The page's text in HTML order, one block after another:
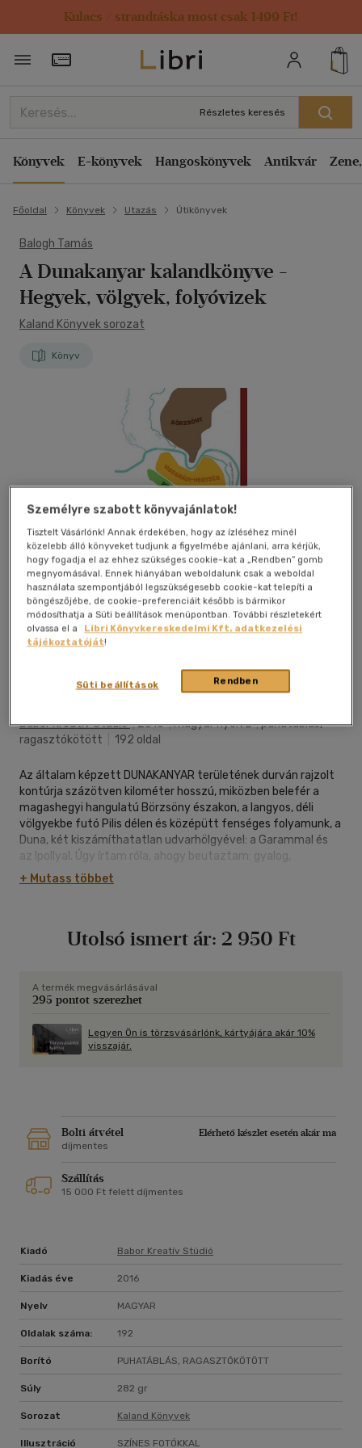
Kulacs / strandtáska most csak 1499 Ft!
Törzsvásárlói Kártya adatai
Részletes keresés
Könyvek E-könyvek Hangoskönyvek Antikvár
Főoldal Könyvek Utazás Útikönyvek
Balogh Tamás
A Dunakanyar kalandkönyve -
Hegyek, völgyek, folyóvizek
Kaland Könyvek sorozat
Könyv
Babor Kreatív Stúdió|2016|magyar nyelvű|puhatáblás,
ragasztókötött
192 oldal
Az általam képzett DUNAKANYAR területének durván rajzolt
kontúrja százötven kilométer hosszú, miközben belefér a
magashegyi hangulatú Börzsöny északon, a langyos, déli
völgyekbe futó Pilis délen és középütt fenséges folyamunk, a
Duna, két kiszámíthatatlan udvarhölgyével: a Garammal és
az Ipollyal. Úgy írtam róla, ahogy beutaztam: gyalog,
bringával, kenuval, néha autóval, nyakamban, zsebemben
fényképezővel, füzettel, ceruzával és igen a kútba néző
+ Mutass többet
Utolsó ismert ár: 2 950 Ft
A termék megvásárlásával
295 pontot szerezhet
Legyen Ön is törzsvásárlónk, kártyájára akár 10%
visszajár.
Bolti átvétel
Elérhető készlet esetén akár ma
díjmentes
Szállítás
15 000 Ft felett díjmentes
Kiadó Babor Kreatív Stúdió
Kiadás éve 2016
Nyelv MAGYAR
Oldalak száma: 192
Borító PUHATÁBLÁS, RAGASZTÓKÖTÖTT
Súly 282 gr
Sorozat Kaland Könyvek
Illusztráció SZÍNES FOTÓKKAL
Személyre szabott könyvajánlatok!
Tisztelt Vásárlónk! Annak érdekében, hogy az ízléséhez minél
közelebb álló könyveket tudjunk a figyelmébe ajánlani, arra kérjük,
hogy fogadja el az ehhez szükséges cookie-kat a „Rendben” gomb
megnyomásával. Ennek hiányában weboldalunk csak a weboldal
használata szempontjából legszükségesebb cookie-kat telepíti a
böngészőjébe, de cookie-preferenciáit később is bármikor
módosíthatja a Süti beállítások menüpontban. További részletekért
olvassa el a
Libri Könyvkereskedelmi Kft. adatkezelési
tájékoztatóját!
Rendben
Süti beállítások